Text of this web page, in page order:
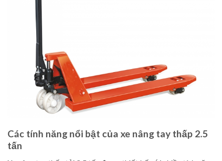
Các tính năng nổi bật của xe nâng tay thấp 2.5
tấn